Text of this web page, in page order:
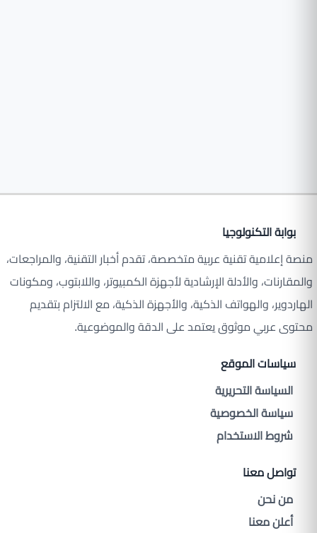
بوابة التكنولوجيا
منصة إعلامية تقنية عربية متخصصة، تقدم أخبار التقنية، والمراجعات،
والمقارنات، والأدلة الإرشادية لأجهزة الكمبيوتر، واللابتوب، ومكونات
الهاردوير، والهواتف الذكية، والأجهزة الذكية، مع الالتزام بتقديم
محتوى عربي موثوق يعتمد على الدقة والموضوعية.
سياسات الموقع
السياسة التحريرية
سياسة الخصوصية
شروط الاستخدام
تواصل معنا
من نحن
أعلن معنا